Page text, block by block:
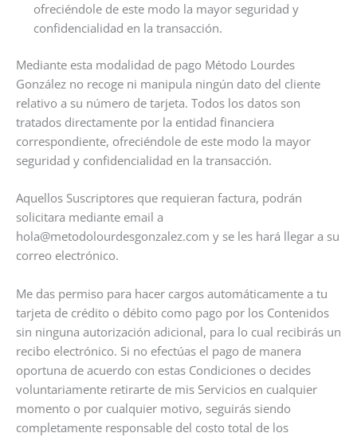
ofreciéndole de este modo la mayor seguridad y
confidencialidad en la transacción.
Mediante esta modalidad de pago Método Lourdes
González no recoge ni manipula ningún dato del cliente
relativo a su número de tarjeta. Todos los datos son
tratados directamente por la entidad financiera
correspondiente, ofreciéndole de este modo la mayor
seguridad y confidencialidad en la transacción.
Aquellos Suscriptores que requieran factura, podrán
solicitara mediante email a
hola@metodolourdesgonzalez.com y se les hará llegar a su
correo electrónico.
Me das permiso para hacer cargos automáticamente a tu
tarjeta de crédito o débito como pago por los Contenidos
sin ninguna autorización adicional, para lo cual recibirás un
recibo electrónico. Si no efectúas el pago de manera
oportuna de acuerdo con estas Condiciones o decides
voluntariamente retirarte de mis Servicios en cualquier
momento o por cualquier motivo, seguirás siendo
completamente responsable del costo total de los